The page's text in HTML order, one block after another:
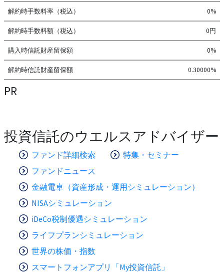
解約時手数料率（税込） 0%
解約時手数料額（税込） 0円
購入時信託財産留保額 0%
解約時信託財産留保額 0.30000%
PR
投資信託のウエルスアドバイザー
ファンド詳細検索
特集・セミナー
ファンドニュース
金融電卓（資産形成・運用シミュレーション）
NISAシミュレーション
iDeCo税制優遇シミュレーション
ライフプランシミュレーション
世界の株価・指数
スマートフォンアプリ「My投資信託」